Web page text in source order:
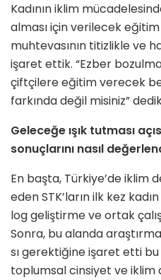
Kadının iklim
alması için verilecek eğitim
muhtevasının titizlikle ve
işaret ettik. “Ezber
çiftçilere eğitim vere­cek
farkında değil misiniz”
Geleceğe ışık tutması
sonuçlarını nasıl
En başta, Türkiye’de iklim
eden STK’ların ilk kez
log geliştirme ve ortak
Sonra, bu alanda
sı gerektiğine işaret etti
toplumsal cinsi­yet ve iklim